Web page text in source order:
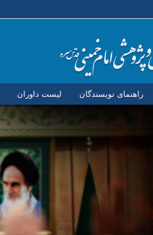
راهنمای نویسندگان لیست داوران